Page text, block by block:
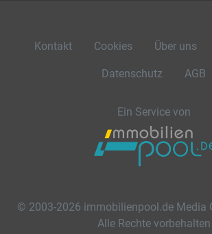
Kontakt Cookies Über uns
Datenschutz AGB
Ein Service von
© 2003-2026 immobilienpool.de Media
Alle Rechte vorbehalten